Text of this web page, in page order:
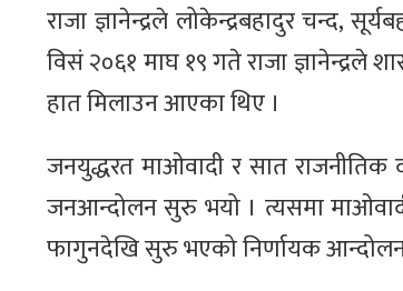
राजा ज्ञानेन्द्रले लोकेन्द्रबहादुर चन्द,
विसं २०६१ माघ १९ गते राजा
हात मिलाउन आएका थिए ।
जनयुद्धरत माओवादी र सात
जनआन्दोलन सुरु भयो । त्यसमा
फागुनदेखि सुरु भएको निर्णायक